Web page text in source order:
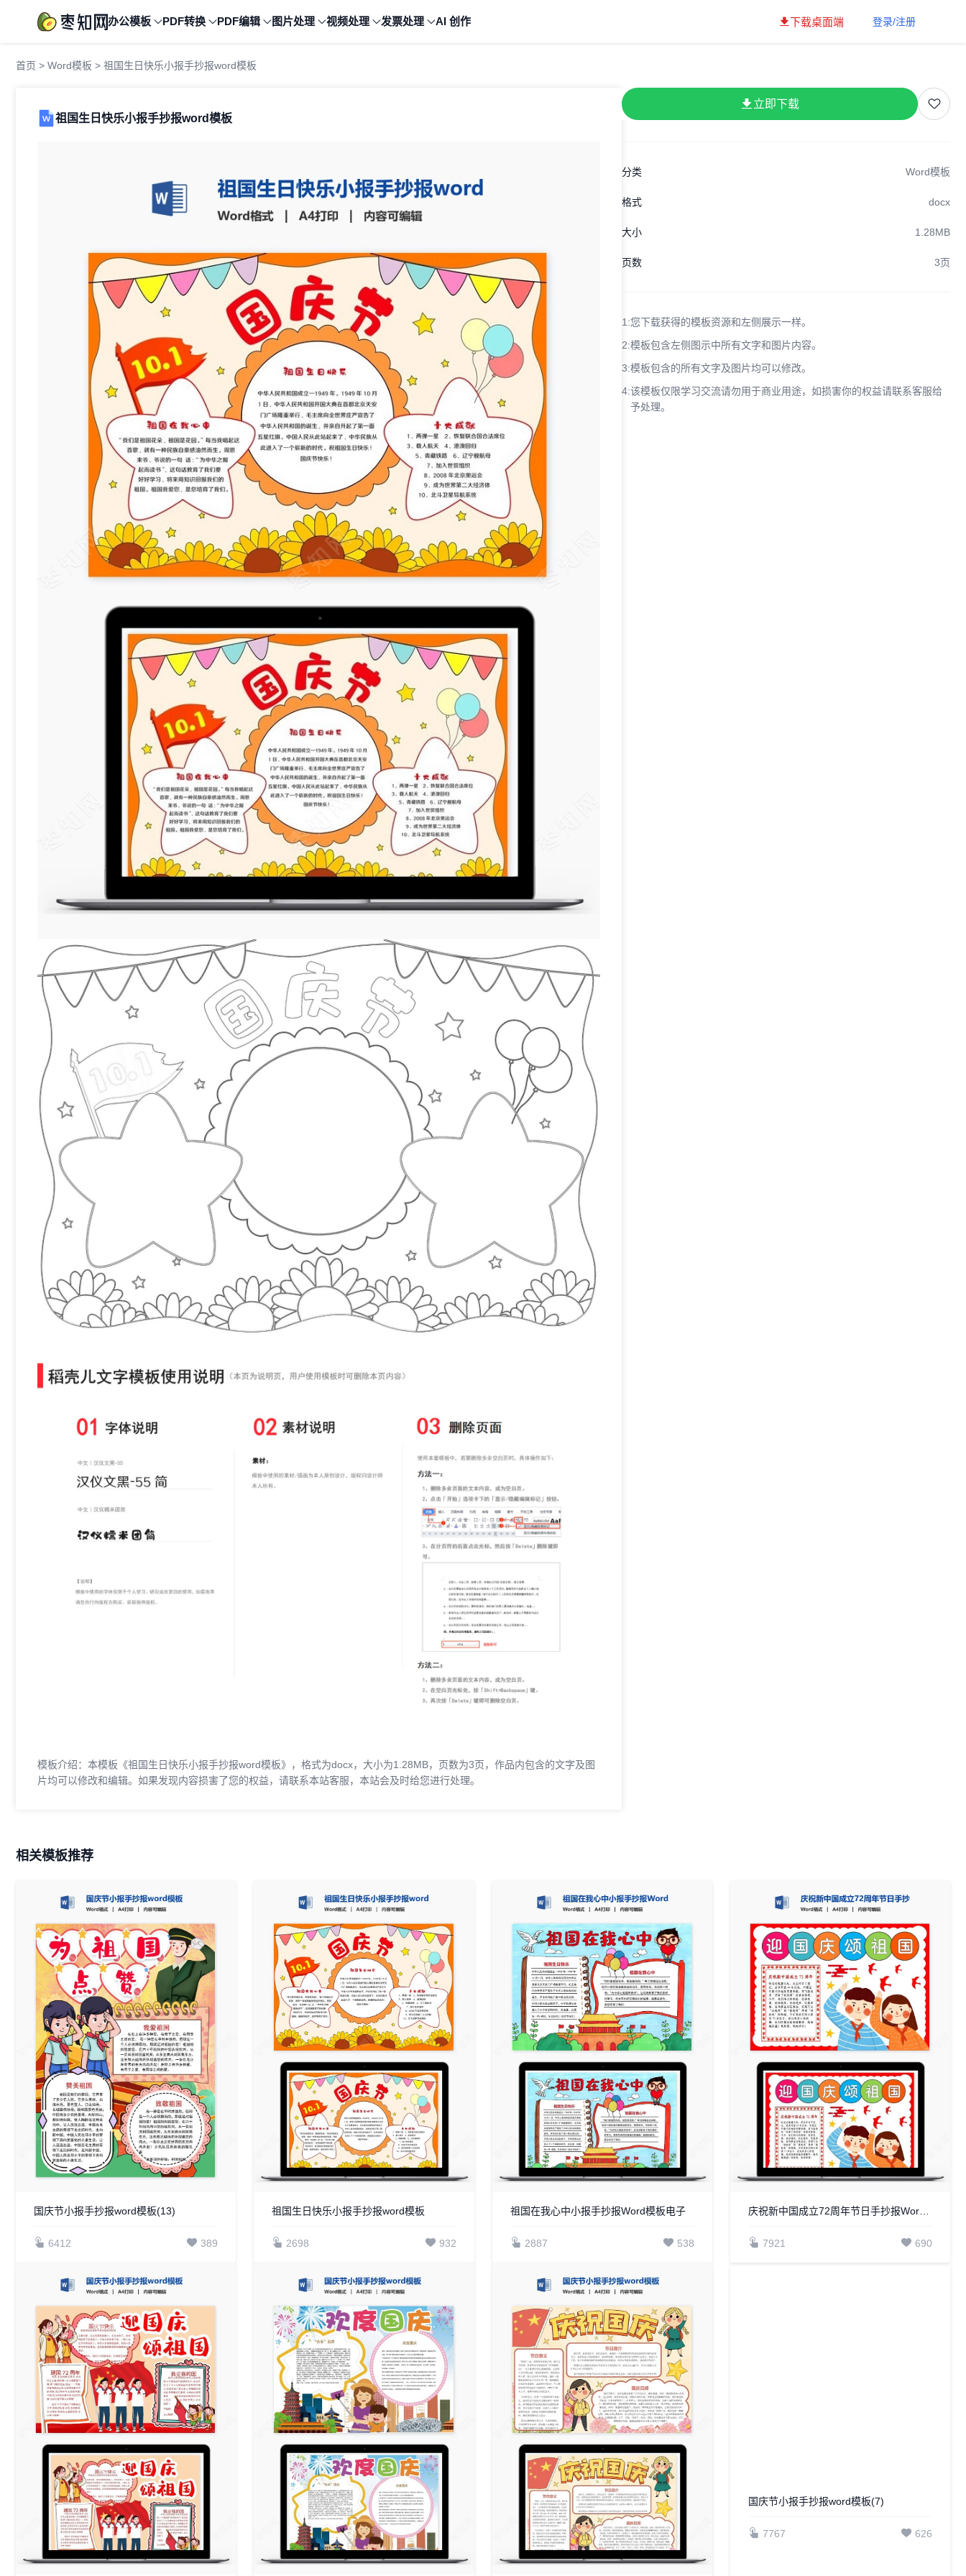
办公模板 PDF转换 PDF编辑 图片处理 视频处理 发票处理 AI 创作 下载桌面端 登录/注册
首页 > Word模板 > 祖国生日快乐小报手抄报word模板
祖国生日快乐小报手抄报word模板
模板介绍：本模板《祖国生日快乐小报手抄报word模板》，格式为docx，大小为1.28MB，页数为3页，作品内包含的文字及图
片均可以修改和编辑。如果发现内容损害了您的权益，请联系本站客服，本站会及时给您进行处理。
立即下载
分类 Word模板
格式 docx
大小 1.28MB
页数 3页
1:您下载获得的模板资源和左侧展示一样。
2:模板包含左侧图示中所有文字和图片内容。
3:模板包含的所有文字及图片均可以修改。
4:该模板仅限学习交流请勿用于商业用途，如损害你的权益请联系客服给
予处理。
相关模板推荐
国庆节小报手抄报word模板(13)
6412 389
祖国生日快乐小报手抄报word模板
2698 932
祖国在我心中小报手抄报Word模板电子
2887 538
庆祝新中国成立72周年节日手抄报Word模板电子
7921 690
国庆节小报手抄报word模板(7)
7767 626